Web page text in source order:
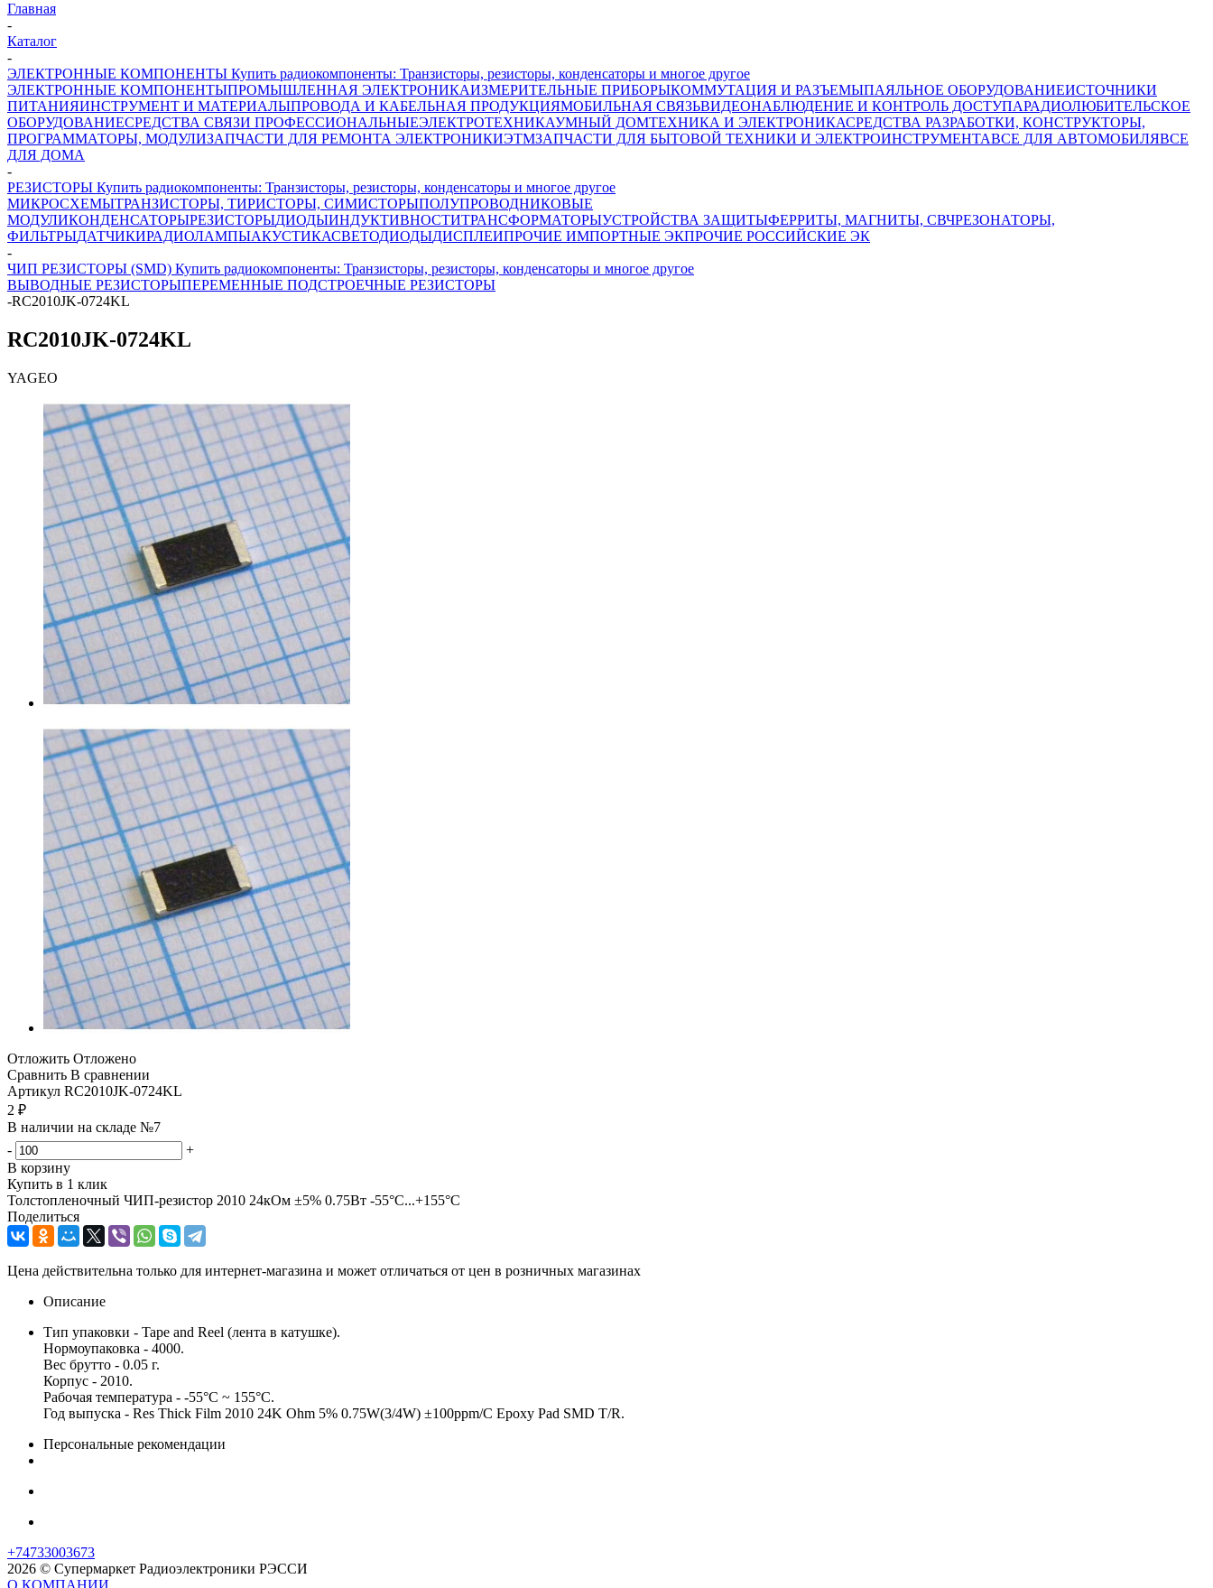
Главная
-
Каталог
-
ЭЛЕКТРОННЫЕ КОМПОНЕНТЫ Купить радиокомпоненты: Транзисторы, резисторы, конденсаторы и многое другое
ЭЛЕКТРОННЫЕ КОМПОНЕНТЫПРОМЫШЛЕННАЯ ЭЛЕКТРОНИКАИЗМЕРИТЕЛЬНЫЕ ПРИБОРЫКОММУТАЦИЯ И РАЗЪЕМЫПАЯЛЬНОЕ ОБОРУДОВАНИЕИСТОЧНИКИ
ПИТАНИЯИНСТРУМЕНТ И МАТЕРИАЛЫПРОВОДА И КАБЕЛЬНАЯ ПРОДУКЦИЯМОБИЛЬНАЯ СВЯЗЬВИДЕОНАБЛЮДЕНИЕ И КОНТРОЛЬ ДОСТУПАРАДИОЛЮБИТЕЛЬСКОЕ
ОБОРУДОВАНИЕСРЕДСТВА СВЯЗИ ПРОФЕССИОНАЛЬНЫЕЭЛЕКТРОТЕХНИКАУМНЫЙ ДОМТЕХНИКА И ЭЛЕКТРОНИКАСРЕДСТВА РАЗРАБОТКИ, КОНСТРУКТОРЫ,
ПРОГРАММАТОРЫ, МОДУЛИЗАПЧАСТИ ДЛЯ РЕМОНТА ЭЛЕКТРОНИКИЭТМЗАПЧАСТИ ДЛЯ БЫТОВОЙ ТЕХНИКИ И ЭЛЕКТРОИНСТРУМЕНТАВСЕ ДЛЯ АВТОМОБИЛЯВСЕ
ДЛЯ ДОМА
-
РЕЗИСТОРЫ Купить радиокомпоненты: Транзисторы, резисторы, конденсаторы и многое другое
МИКРОСХЕМЫТРАНЗИСТОРЫ, ТИРИСТОРЫ, СИМИСТОРЫПОЛУПРОВОДНИКОВЫЕ
МОДУЛИКОНДЕНСАТОРЫРЕЗИСТОРЫДИОДЫИНДУКТИВНОСТИТРАНСФОРМАТОРЫУСТРОЙСТВА ЗАЩИТЫФЕРРИТЫ, МАГНИТЫ, СВЧРЕЗОНАТОРЫ,
ФИЛЬТРЫДАТЧИКИРАДИОЛАМПЫАКУСТИКАСВЕТОДИОДЫДИСПЛЕИПРОЧИЕ ИМПОРТНЫЕ ЭКПРОЧИЕ РОССИЙСКИЕ ЭК
-
ЧИП РЕЗИСТОРЫ (SMD) Купить радиокомпоненты: Транзисторы, резисторы, конденсаторы и многое другое
ВЫВОДНЫЕ РЕЗИСТОРЫПЕРЕМЕННЫЕ ПОДСТРОЕЧНЫЕ РЕЗИСТОРЫ
-RC2010JK-0724KL
RC2010JK-0724KL
YAGEO
Отложить Отложено
Сравнить В сравнении
Артикул RC2010JK-0724KL
2 ₽
В наличии на складе №7
-
+
В корзину
Купить в 1 клик
Толстопленочный ЧИП-резистор 2010 24кОм ±5% 0.75Вт -55°С...+155°С
Поделиться
Цена действительна только для интернет-магазина и может отличаться от цен в розничных магазинах
Описание
Тип упаковки - Tape and Reel (лента в катушке).
Нормоупаковка - 4000.
Вес брутто - 0.05 г.
Корпус - 2010.
Рабочая температура - -55°C ~ 155°C.
Год выпуска - Res Thick Film 2010 24K Ohm 5% 0.75W(3/4W) ±100ppm/C Epoxy Pad SMD T/R.
Персональные рекомендации
+74733003673
2026 © Супермаркет Радиоэлектроники РЭССИ
О КОМПАНИИ